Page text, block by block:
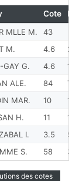
MLLE M.
43
M. 4.6
2
GAY G. 4.6
1
ALE. 84
MAR. 10
1
H. 11
1/2
I. 3.5
5
S. 58 3/4
Cote
des cotes